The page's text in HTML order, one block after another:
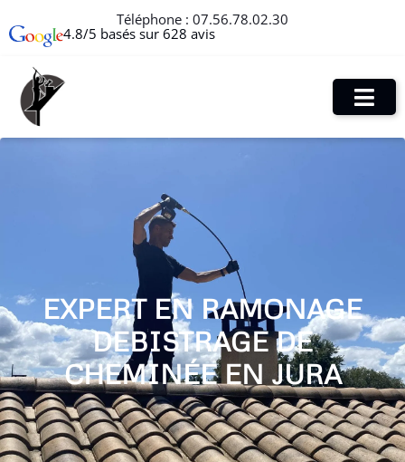
Téléphone : 07.56.78.02.30
4.8/5 basés sur 628 avis
EXPERT EN RAMONAGE
DEBISTRAGE DE
CHEMINÉE EN JURA